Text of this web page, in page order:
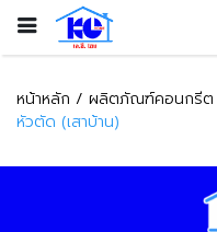
หน้าหลัก ผลิตภัณฑ์คอนกรีต
หัวตัด (เสาบ้าน)